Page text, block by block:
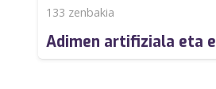
133 zenbakia
Adimen artifiziala eta